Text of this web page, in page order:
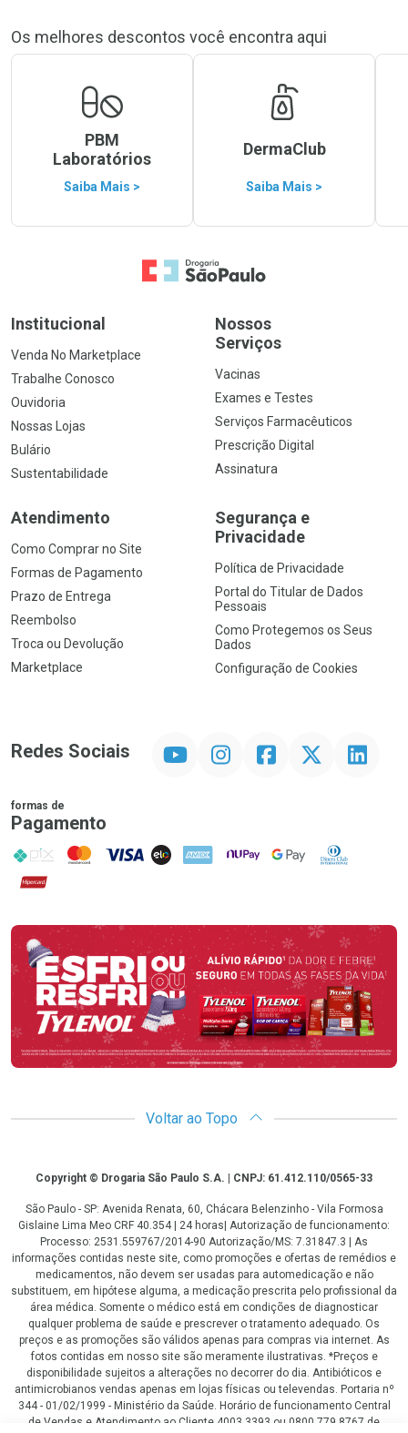
Os melhores descontos você encontra aqui
PBM
Laboratórios
Saiba Mais >
DermaClub
Saiba Mais >
Ir para a Home
Institucional
Venda No Marketplace
Trabalhe Conosco
Ouvidoria
Nossas Lojas
Bulário
Sustentabilidade
Nossos
Serviços
Vacinas
Exames e Testes
Serviços Farmacêuticos
Prescrição Digital
Assinatura
Atendimento
Como Comprar no Site
Formas de Pagamento
Prazo de Entrega
Reembolso
Troca ou Devolução
Marketplace
Segurança e
Privacidade
Política de Privacidade
Portal do Titular de Dados
Pessoais
Como Protegemos os Seus
Dados
Configuração de Cookies
Redes Sociais InstagramFacebookTwitter Linkedin
formas de
Pagamento
PIX MasterCard
VISA ELO AMEX NuPay Google PayDiners Club
Hipercard
Promoção em Destaque
Voltar ao Topo
CopyrightCopyright © Drogaria São Paulo S.A. | CNPJ: 61.412.110/0565-33
São Paulo - SP: Avenida Renata, 60, Chácara Belenzinho - Vila Formosa
Gislaine Lima Meo CRF 40.354 | 24 horas| Autorização de funcionamento:
Processo: 2531.559767/2014-90 Autorização/MS: 7.31847.3 | As
informações contidas neste site, como promoções e ofertas de remédios e
medicamentos, não devem ser usadas para automedicação e não
substituem, em hipótese alguma, a medicação prescrita pelo profissional da
área médica. Somente o médico está em condições de diagnosticar
qualquer problema de saúde e prescrever o tratamento adequado. Os
preços e as promoções são válidos apenas para compras via internet. As
fotos contidas em nosso site são meramente ilustrativas. *Preços e
disponibilidade sujeitos a alterações no decorrer do dia. Antibióticos e
antimicrobianos vendas apenas em lojas físicas ou televendas. Portaria nº
344 - 01/02/1999 - Ministério da Saúde. Horário de funcionamento Central
de Vendas e Atendimento ao Cliente 4003 3393 ou 0800 779 8767 de